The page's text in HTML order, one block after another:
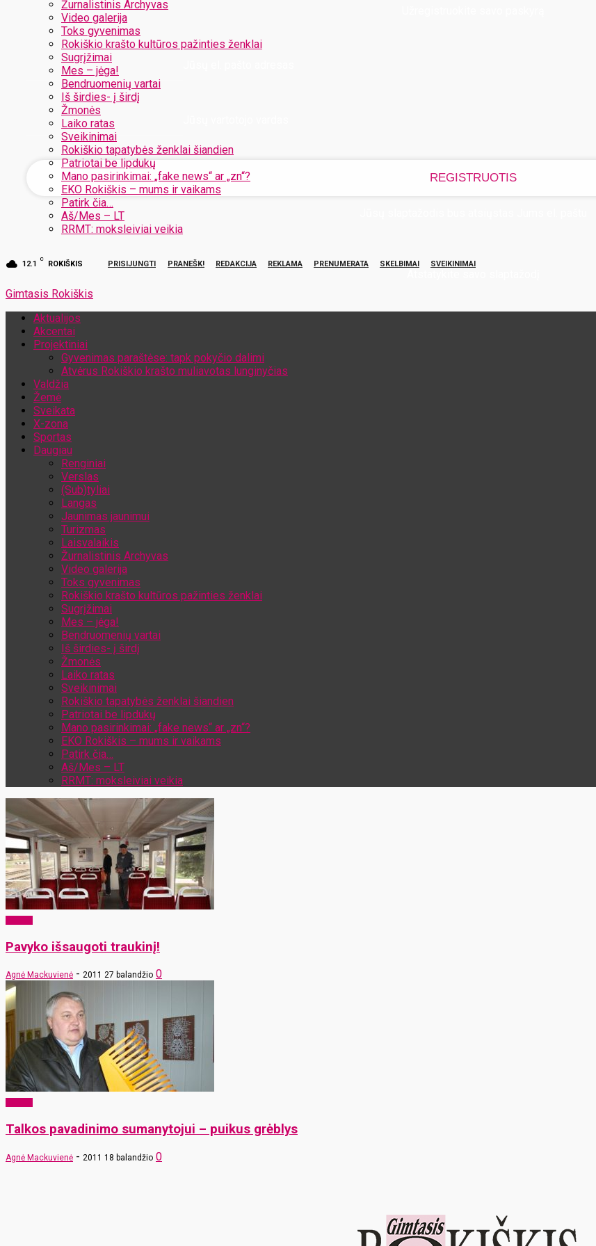
Žurnalistinis Archyvas
Video galerija
Toks gyvenimas
Rokiškio krašto kultūros pažinties ženklai
Sugrįžimai
Mes – jėga!
Bendruomenių vartai
Iš širdies- į širdį
Žmonės
Laiko ratas
Sveikinimai
Rokiškio tapatybės ženklai šiandien
Patriotai be lipdukų
Mano pasirinkimai: „fake news“ ar „zn“?
EKO Rokiškis – mums ir vaikams
Patirk čia…
Aš/Mes – LT
RRMT: moksleiviai veikia
12.1
C
ROKIŠKIS PRISIJUNGTI PRANEŠK! REDAKCIJA REKLAMA PRENUMERATA SKELBIMAI SVEIKINIMAI
Gimtasis Rokiškis
Aktualijos
Akcentai
Projektiniai
Gyvenimas paraštėse: tapk pokyčio dalimi
Atvėrus Rokiškio krašto muliavotas lunginyčias
Valdžia
Žemė
Sveikata
X-zona
Sportas
Daugiau
Renginiai
Verslas
(Sub)tyliai
Langas
Jaunimas jaunimui
Turizmas
Laisvalaikis
Žurnalistinis Archyvas
Video galerija
Toks gyvenimas
Rokiškio krašto kultūros pažinties ženklai
Sugrįžimai
Mes – jėga!
Bendruomenių vartai
Iš širdies- į širdį
Žmonės
Laiko ratas
Sveikinimai
Rokiškio tapatybės ženklai šiandien
Patriotai be lipdukų
Mano pasirinkimai: „fake news“ ar „zn“?
EKO Rokiškis – mums ir vaikams
Patirk čia…
Aš/Mes – LT
RRMT: moksleiviai veikia
Pavyko išsaugoti traukinį!
Agnė Mackuvienė - 2011 27 balandžio 0
Talkos pavadinimo sumanytojui – puikus grėblys
Agnė Mackuvienė - 2011 18 balandžio 0